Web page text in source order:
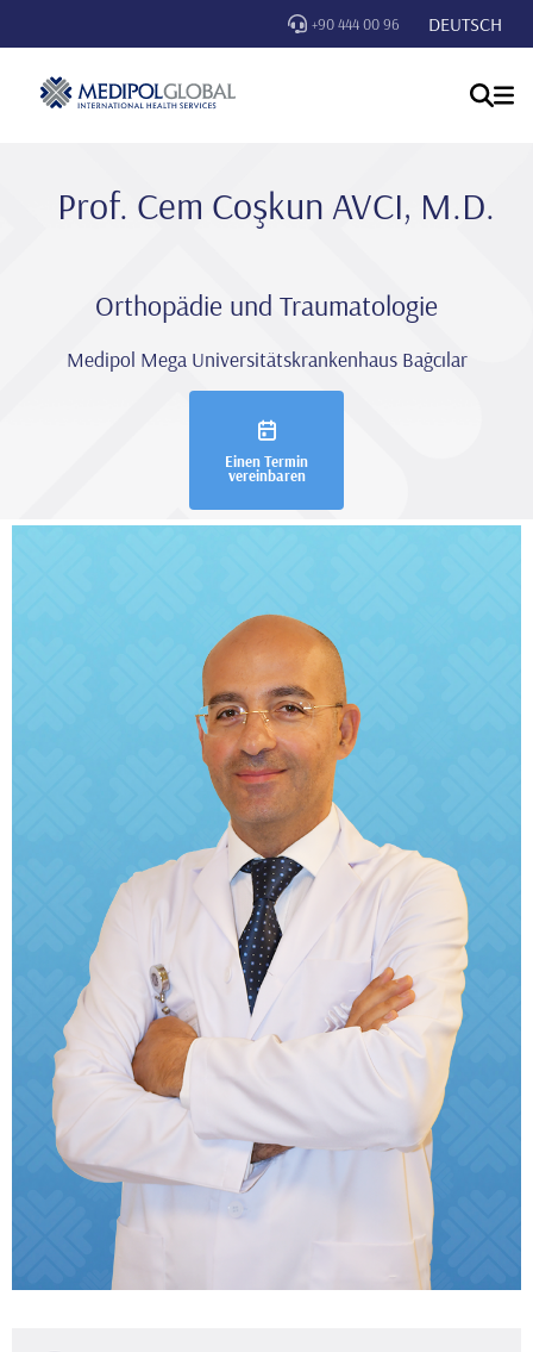
+90 444 00 96 DEUTSCH
Prof. Cem Coşkun AVCI, M.D.
Orthopädie und Traumatologie
Medipol Mega Universitätskrankenhaus Bağcılar
Einen Termin
vereinbaren